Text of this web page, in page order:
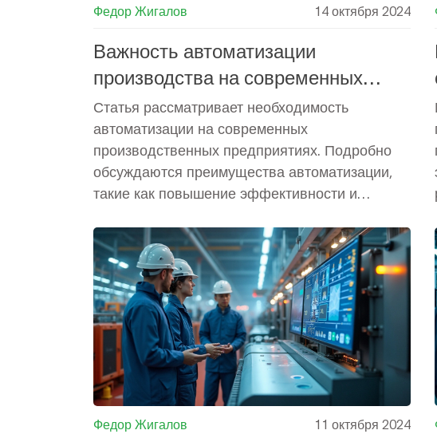
Федор Жигалов 14 октября 2024
Важность автоматизации
производства на современных
заводах
Статья рассматривает необходимость
автоматизации на современных
производственных предприятиях. Подробно
обсуждаются преимущества автоматизации,
такие как повышение эффективности и
современные технологии, используемые для
автоматизации, и их влияние на качество
продукции. Также обсуждается, как
автоматизация может помочь в снижении
человеческого фактора и улучшении
безопасности на заводах.
Федор Жигалов 11 октября 2024